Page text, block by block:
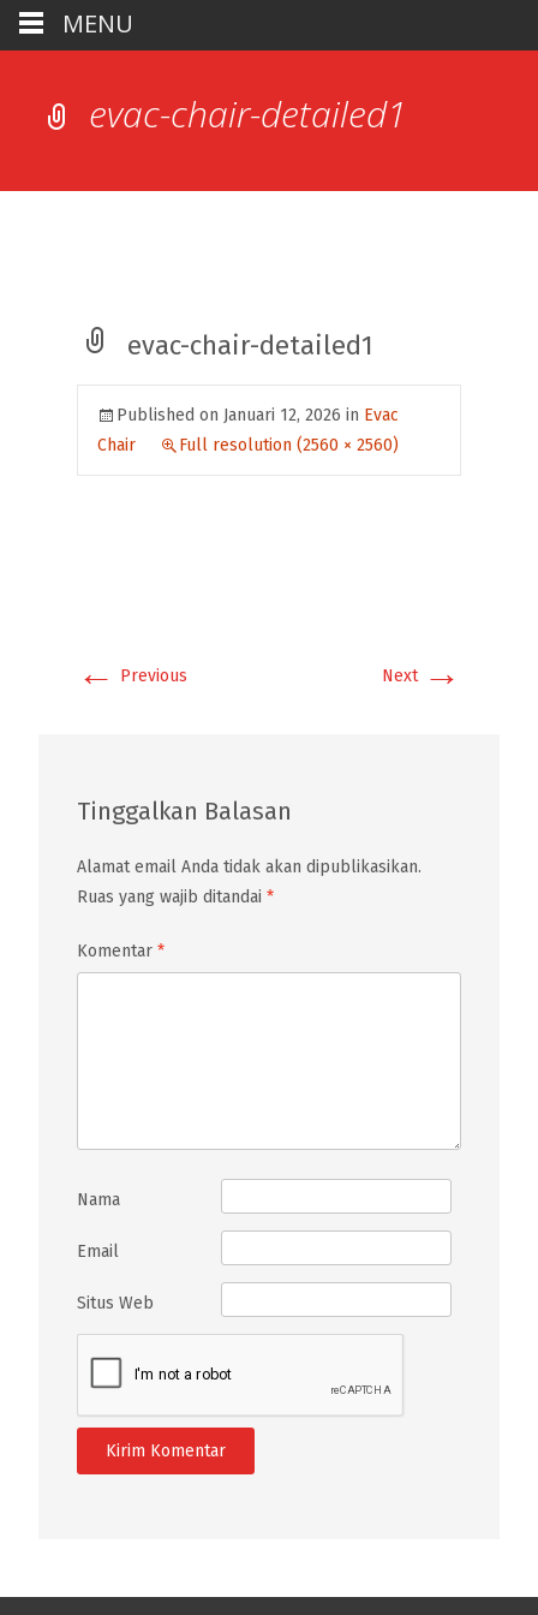
evac-chair-detailed1
evac-chair-detailed1
Published on Januari 12, 2026 in Evac
Chair
Full resolution (2560 × 2560)
← Previous Next →
Tinggalkan Balasan
Alamat email Anda tidak akan dipublikasikan.
Ruas yang wajib ditandai *
Komentar *
Nama
Email
Situs Web
MENU